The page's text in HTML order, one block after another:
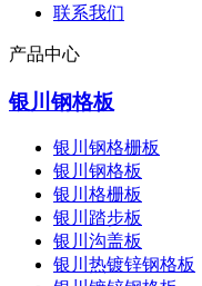
联系我们
产品中心
银川钢格板
银川钢格栅板
银川钢格板
银川格栅板
银川踏步板
银川沟盖板
银川热镀锌钢格板